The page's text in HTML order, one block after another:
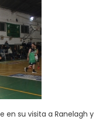
en su visita a Ranelagh y